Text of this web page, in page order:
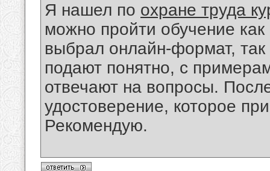
Я нашел по охране труда
можно пройти обучение
выбрал онлайн-формат,
подают понятно, с
отвечают на вопросы.
удостоверение, которое
Рекомендую.